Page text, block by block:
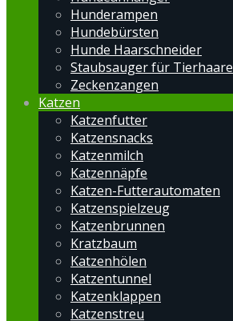
Hunderampen
Hundebürsten
Hunde Haarschneider
Staubsauger für Tierhaare
Zeckenzangen
Katzen
Katzenfutter
Katzensnacks
Katzenmilch
Katzennäpfe
Katzen-Futterautomaten
Katzenspielzeug
Katzenbrunnen
Kratzbaum
Katzenhölen
Katzentunnel
Katzenklappen
Katzenstreu